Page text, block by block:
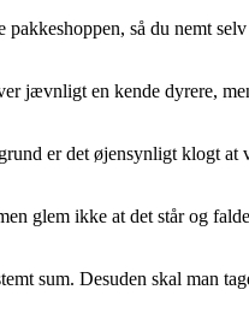
så du nemt
jævnligt en kende dyrere,
er det øjensynligt klogt
glem ikke at det står og
sum. Desuden skal man